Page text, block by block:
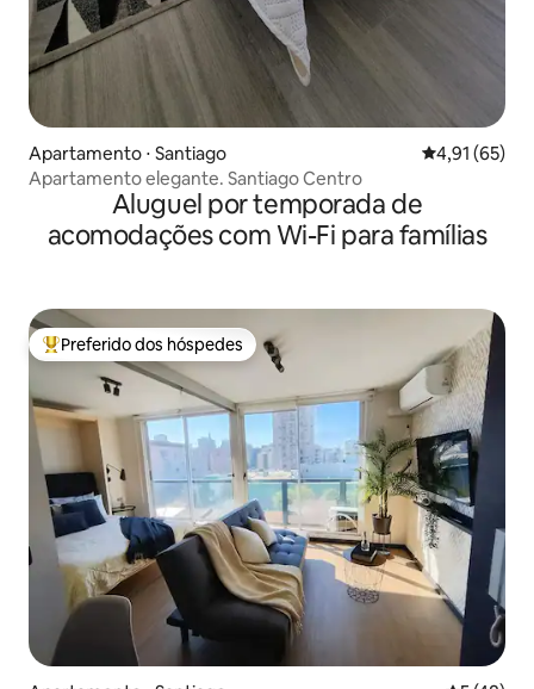
Apartamento ⋅ Santiago 4,91 de uma
4,91 (65)
Apartamento elegante. Santiago Centro
Aluguel por temporada de
acomodações com Wi-Fi para famílias
Entre os melhores preferidos dos hóspedes
Preferido dos hóspedes